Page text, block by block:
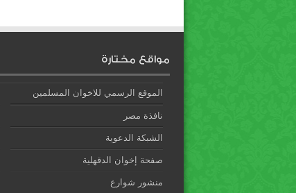
مواقع مختارة
الموقع الرسمي للاخوان المسلمين
نافذة مصر
الشبكة الدعوية
صفحة إخوان الدقهلية
منشور شوارع